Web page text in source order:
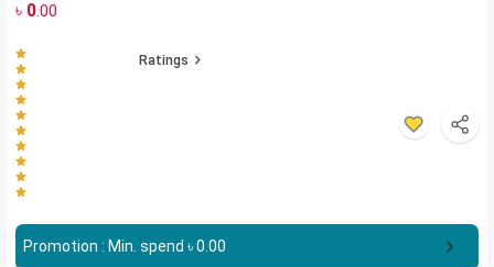
৳ 0.00
Ratings
Promotion : Min. spend ৳0.00